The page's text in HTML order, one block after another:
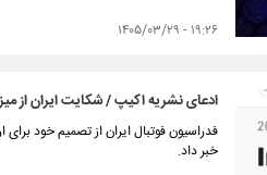
۱۹:۲۶ - ۱۴۰۵/۰۳/۲۹
ادعای نشریه اکیپ / شکایت ایران از
خبر داد.